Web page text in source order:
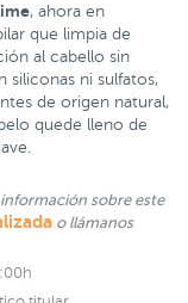
, ahora en
que limpia de
al cabello sin
siliconas ni sulfatos,
de origen natural,
quede lleno de
sobre este
o llámanos